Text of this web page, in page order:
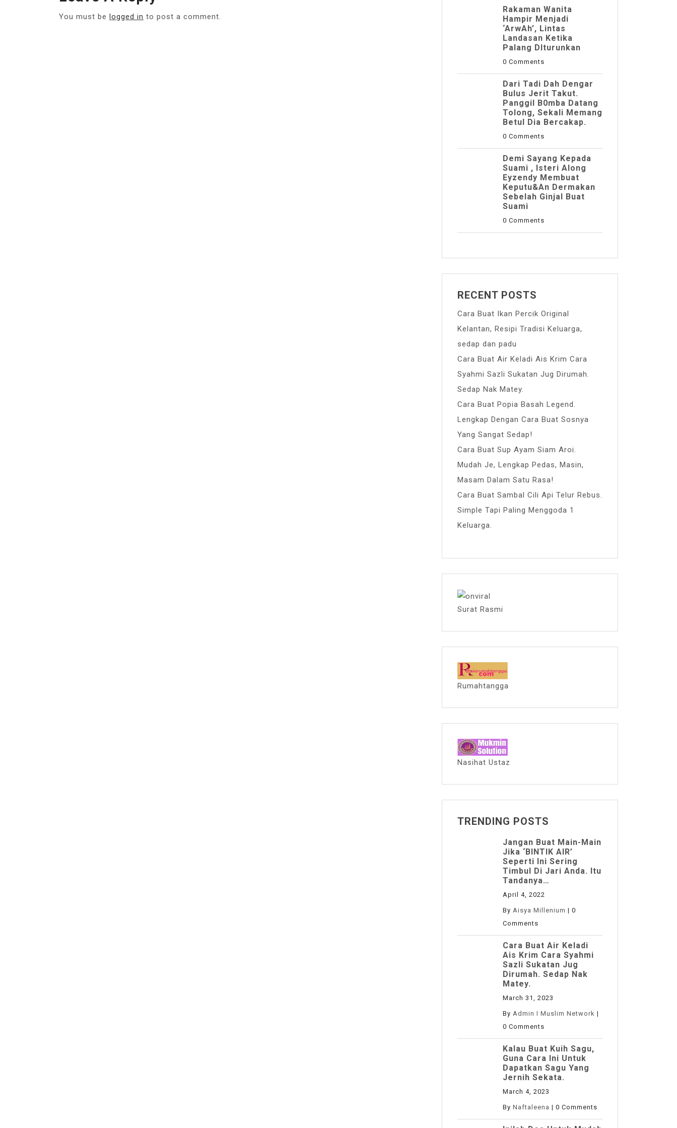
You must be logged in to post a comment.
Rakaman Wanita
Hampir Menjadi
‘ArwAh’, Lintas
Landasan Ketika
Palang DIturunkan
0 Comments
Dari Tadi Dah Dengar
Bulus Jerit Takut.
Panggil B0mba Datang
Tolong, Sekali Memang
Betul Dia Bercakap.
0 Comments
Demi Sayang Kepada
Suami , Isteri Along
Eyzendy Membuat
Keputu&an Dermakan
Sebelah Ginjal Buat
Suami
0 Comments
RECENT POSTS
Cara Buat Ikan Percik Original
Kelantan, Resipi Tradisi Keluarga,
sedap dan padu
Cara Buat Air Keladi Ais Krim Cara
Syahmi Sazli Sukatan Jug Dirumah.
Sedap Nak Matey.
Cara Buat Popia Basah Legend.
Lengkap Dengan Cara Buat Sosnya
Yang Sangat Sedap!
Cara Buat Sup Ayam Siam Aroi.
Mudah Je, Lengkap Pedas, Masin,
Masam Dalam Satu Rasa!
Cara Buat Sambal Cili Api Telur Rebus.
Simple Tapi Paling Menggoda 1
Keluarga.
Surat Rasmi
Rumahtangga
Nasihat Ustaz
TRENDING POSTS
Jangan Buat Main-Main
Jika ‘BINTIK AIR’
Seperti Ini Sering
Timbul Di Jari Anda. Itu
Tandanya…
April 4, 2022
By Aisya Millenium | 0
Comments
Cara Buat Air Keladi
Ais Krim Cara Syahmi
Sazli Sukatan Jug
Dirumah. Sedap Nak
Matey.
March 31, 2023
By Admin I Muslim Network |
0 Comments
Kalau Buat Kuih Sagu,
Guna Cara Ini Untuk
Dapatkan Sagu Yang
Jernih Sekata.
March 4, 2023
By Naftaleena | 0 Comments